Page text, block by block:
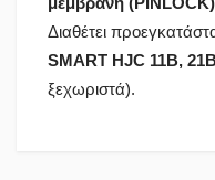
Διαθέτει
SMART HJC 11B,
ξεχωριστά).